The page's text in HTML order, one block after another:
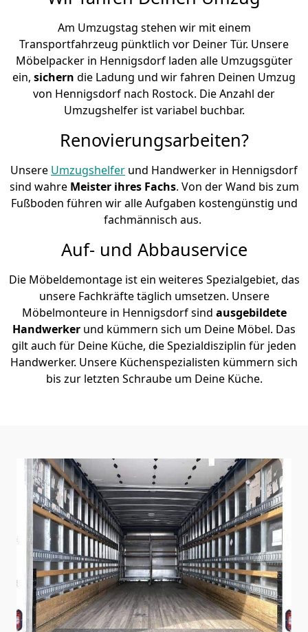
Am Umzugstag stehen wir mit einem
Transportfahrzeug pünktlich vor Deiner Tür. Unsere
Möbelpacker in Hennigsdorf laden alle Umzugsgüter
ein, sichern die Ladung und wir fahren Deinen Umzug
von Hennigsdorf nach Rostock. Die Anzahl der
Umzugshelfer ist variabel buchbar.
Renovierungsarbeiten?
Unsere Umzugshelfer und Handwerker in Hennigsdorf
sind wahre Meister ihres Fachs. Von der Wand bis zum
Fußboden führen wir alle Aufgaben kostengünstig und
fachmännisch aus.
Auf- und Abbauservice
Die Möbeldemontage ist ein weiteres Spezialgebiet, das
unsere Fachkräfte täglich umsetzen. Unsere
Möbelmonteure in Hennigsdorf sind ausgebildete
Handwerker und kümmern sich um Deine Möbel. Das
gilt auch für Deine Küche, die Spezialdisziplin für jeden
Handwerker. Unsere Küchenspezialisten kümmern sich
bis zur letzten Schraube um Deine Küche.